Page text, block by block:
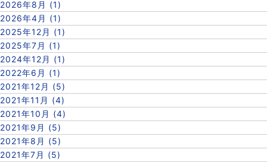
2026年8月 (1)
2026年4月 (1)
2025年12月 (1)
2025年7月 (1)
2024年12月 (1)
2022年6月 (1)
2021年12月 (5)
2021年11月 (4)
2021年10月 (4)
2021年9月 (5)
2021年8月 (5)
2021年7月 (5)